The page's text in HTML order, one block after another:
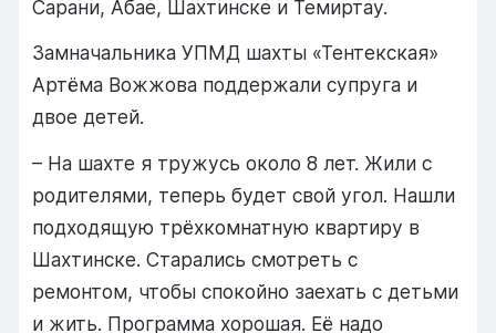
Сарани, Абае, Шахтинске и Темиртау.
Замначальника УПМД шахты «Тентекская»
Артёма Вожжова поддержали супруга и
двое детей.
– На шахте я тружусь около 8 лет. Жили с
родителями, теперь будет свой угол. Нашли
подходящую трёхкомнатную квартиру в
Шахтинске. Старались смотреть с
ремонтом, чтобы спокойно заехать с детьми
и жить. Программа хорошая. Её надо